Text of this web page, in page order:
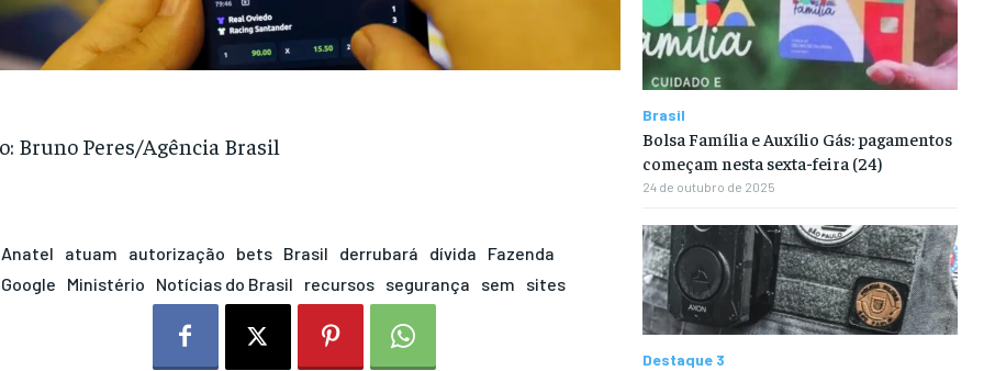
Bruno Peres/Agência Brasil
Anatel atuam autorização bets Brasil derrubará dívida
Fazenda
Google
Ministério Notícias do Brasil recursos segurança sem sites
Brasil
Bolsa Família e Auxílio Gás: pagamentos
começam nesta sexta-feira (24)
24 de outubro de 2025
Destaque 3